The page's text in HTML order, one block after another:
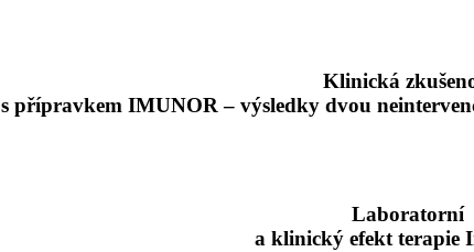
Klinická
s přípravkem IMUNOR – výsledky dvou
Laboratorní
a klinický efekt terapie